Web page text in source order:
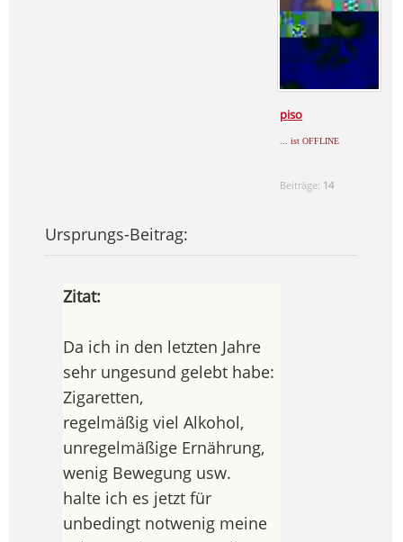
piso
... ist OFFLINE
Beiträge: 14
Ursprungs-Beitrag:
Zitat:
Da ich in den letzten Jahre
sehr ungesund gelebt habe:
Zigaretten,
regelmäßig viel Alkohol,
unregelmäßige Ernährung,
wenig Bewegung usw.
halte ich es jetzt für
unbedingt notwenig meine